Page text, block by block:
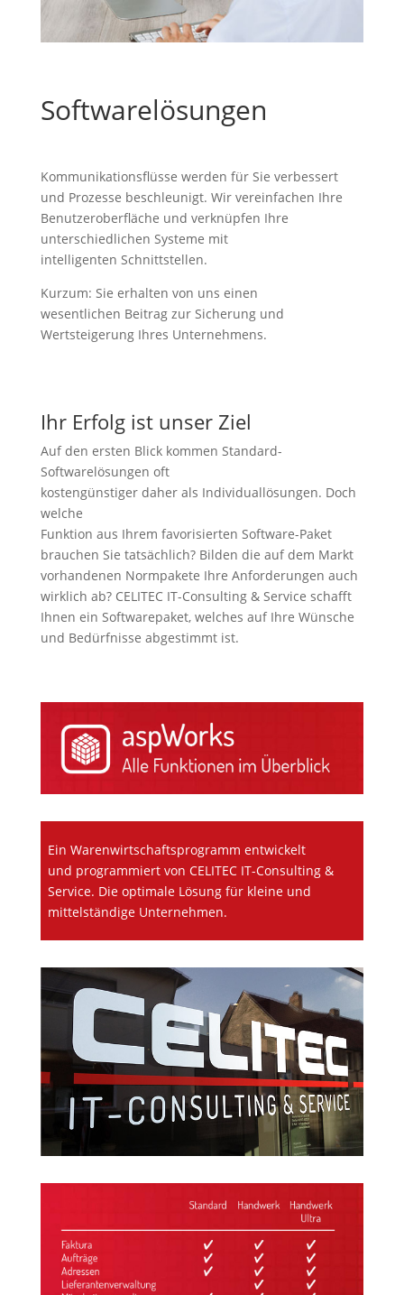
Softwarelösungen
Kommunikationsflüsse werden für Sie verbessert
und Prozesse beschleunigt. Wir vereinfachen Ihre
Benutzeroberfläche und verknüpfen Ihre
unterschiedlichen Systeme mit
intelligenten Schnittstellen.
Kurzum: Sie erhalten von uns einen
wesentlichen Beitrag zur Sicherung und
Wertsteigerung Ihres Unternehmens.
Ihr Erfolg ist unser Ziel
Auf den ersten Blick kommen Standard-
Softwarelösungen oft
kostengünstiger daher als Individuallösungen. Doch
welche
Funktion aus Ihrem favorisierten Software-Paket
brauchen Sie tatsächlich? Bilden die auf dem Markt
vorhandenen Normpakete Ihre Anforderungen auch
wirklich ab? CELITEC IT-Consulting & Service schafft
Ihnen ein Softwarepaket, welches auf Ihre Wünsche
und Bedürfnisse abgestimmt ist.
Ein Warenwirtschaftsprogramm entwickelt
und programmiert von CELITEC IT-Consulting &
Service. Die optimale Lösung für kleine und
mittelständige Unternehmen.